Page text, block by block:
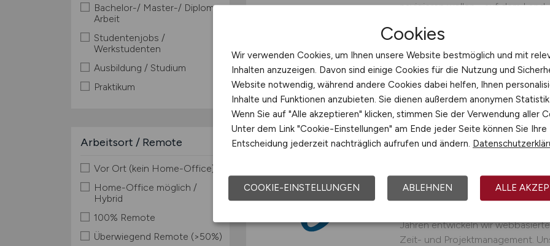
Bachelor-/ Master-/ Diplom-
Arbeit
Studentenjobs /
Werkstudenten
Ausbildung / Studium
Praktikum
Arbeitsort / Remote
Vor Ort (kein Home-Office)
Home-Office möglich /
Hybrid
100% Remote
Überwiegend Remote (>50%)
navigieren wollen - auf dem
oder im Weltraum. Unsere
Anwendungen, die hohe...
Northrop Grumman LITEF
heute Freiburg
SEO & AI Marketing
Wir, TimO - Time Management
expandierendes SaaS-
Betriebsstätte in Bad Nauheim
Jahren entwickeln wir
Zeit- und Projektmanagement.
Cookies
Wir verwenden Cookies, um Ihnen unsere Website bestmöglich und mit
Inhalten anzuzeigen. Davon sind einige Cookies für die Nutzung und
Website notwendig, während andere Cookies dabei helfen, Ihnen
Inhalte und Funktionen anzubieten. Sie dienen außerdem anonymen
Wenn Sie auf "Alle akzeptieren" klicken, stimmen Sie der Verwendung aller
Unter dem Link "Cookie-Einstellungen" am Ende jeder Seite können Sie Ihre
Entscheidung jederzeit nachträglich aufrufen und ändern.
COOKIE-EINSTELLUNGEN ABLEHNEN ALLE